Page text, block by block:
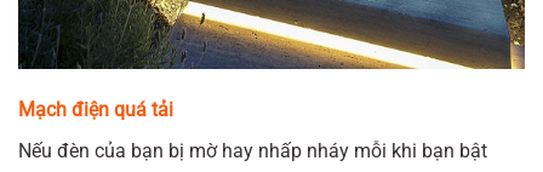
Mạch điện quá tải
Nếu đèn của bạn bị mờ hay nhấp nháy mỗi khi bạn bật